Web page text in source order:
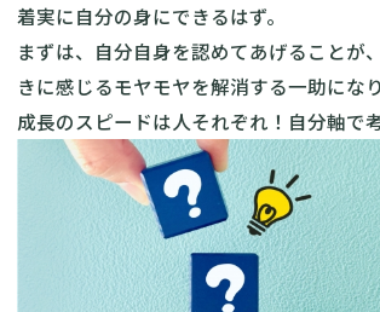
着実に自分の身にできるはず。
まずは、自分自身を認めてあげることが
きに感じるモヤモヤを解消する一助にな
成長のスピードは人それぞれ！自分軸で